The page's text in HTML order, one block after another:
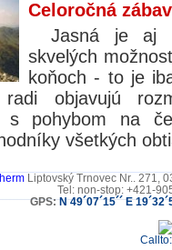
Celoročná
Jasná je aj
skvelých
koňoch - to je
objavujú
s pohybom na
všetkých
Liptovský Trnovec Nr.. 271,
Tel: non-stop: +421-
GPS:N 49´07´15´´ E